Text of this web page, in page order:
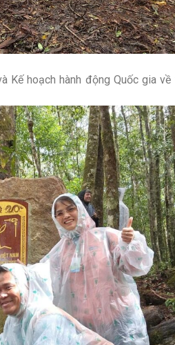
Kế hoạch hành động Quốc gia